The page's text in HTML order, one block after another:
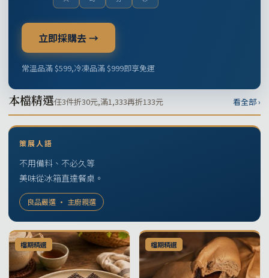
立即採購去 →
常溫品滿 $599,冷凍品滿 $999即享免運
本檔精選任3件折30元,滿1,333再折133元 看全部 ›
策展人語
不用備料、不必久等
美味從冰箱直達餐桌。
良品嚴選 · 主廚親選
檔期精選 檔期精選